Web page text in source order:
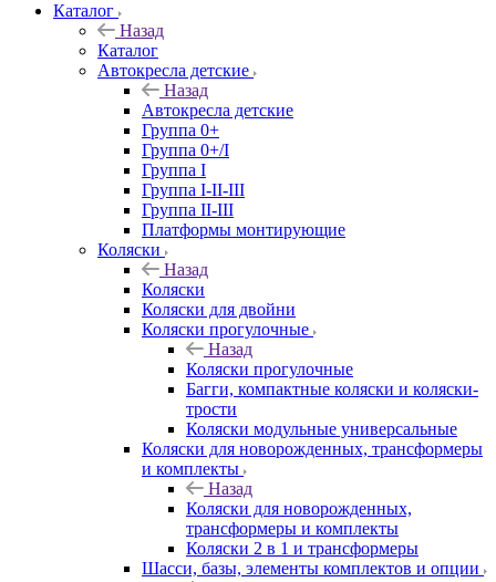
Каталог
Назад
Каталог
Автокресла детские
Назад
Автокресла детские
Группа 0+
Группа 0+/I
Группа I
Группа I-II-III
Группа II-III
Платформы монтирующие
Коляски
Назад
Коляски
Коляски для двойни
Коляски прогулочные
Назад
Коляски прогулочные
Багги, компактные коляски и коляски-
трости
Коляски модульные универсальные
Коляски для новорожденных, трансформеры
и комплекты
Назад
Коляски для новорожденных,
трансформеры и комплекты
Коляски 2 в 1 и трансформеры
Шасси, базы, элементы комплектов и опции